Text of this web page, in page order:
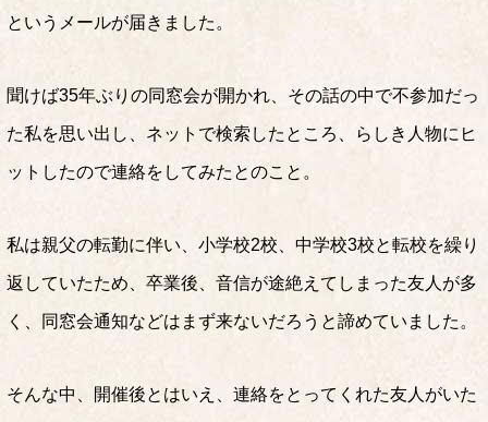
というメールが届きました。
聞けば35年ぶりの同窓会が開かれ、その話の中で不参加だっ
た私を思い出し、ネットで検索したところ、らしき人物にヒ
ットしたので連絡をしてみたとのこと。
私は親父の転勤に伴い、小学校2校、中学校3校と転校を繰り
返していたため、卒業後、音信が途絶えてしまった友人が多
く、同窓会通知などはまず来ないだろうと諦めていました。
そんな中、開催後とはいえ、連絡をとってくれた友人がいた